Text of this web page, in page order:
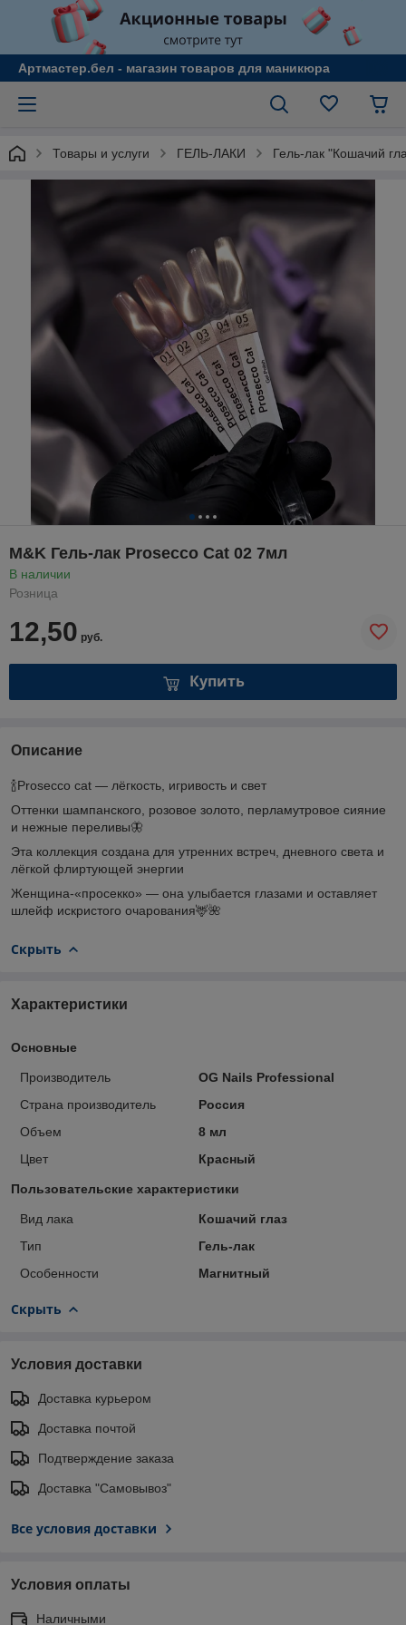
Артмастер.бел - магазин товаров для маникюра
Товары и услуги ГЕЛЬ-ЛАКИ Гель-лак "Кошачий
M&K Гель-лак Prosecco Cat 02 7мл
В наличии
Розница
12,50 руб.
Купить
Описание
🍾Prosecco cat — лёгкость, игривость и свет
Оттенки шампанского, розовое золото, перламутровое сияние
и нежные переливы🦋
Эта коллекция создана для утренних встреч, дневного света и
лёгкой флиртующей энергии
Женщина-«просекко» — она улыбается глазами и оставляет
шлейф искристого очарования🦌🌺
Скрыть
Характеристики
Основные
Производитель
OG Nails Professional
Страна производитель
Россия
Объем
8 мл
Цвет
Красный
Пользовательские характеристики
Вид лака
Кошачий глаз
Тип
Гель-лак
Особенности
Магнитный
Скрыть
Условия доставки
Доставка курьером
Доставка почтой
Подтверждение заказа
Доставка "Самовывоз"
Все условия доставки
Условия оплаты
Наличными